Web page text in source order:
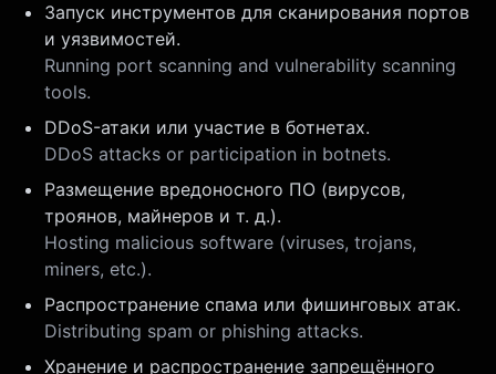
Запуск инструментов для сканирования портов
и уязвимостей.
Running port scanning and vulnerability scanning
tools.
DDoS-атаки или участие в ботнетах.
DDoS attacks or participation in botnets.
Размещение вредоносного ПО (вирусов,
троянов, майнеров и т. д.).
Hosting malicious software (viruses, trojans,
miners, etc.).
Распространение спама или фишинговых атак.
Distributing spam or phishing attacks.
Хранение и распространение запрещённого